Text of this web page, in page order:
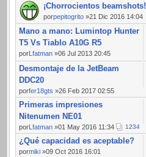
¡Chorrocientos beamshots!
porpepitogrito »21 Dic 2016 14:04
Mano a mano: Lumintop Hunter
T5 Vs Tiablo A10G R5
porLfatman »06 Jul 2013 20:45
Desmontaje de la JetBeam
DDC20
porfer18gts »26 Feb 2017 02:55
Primeras impresiones
Nitenumen NE01
porLfatman »01 May 2016 11:34 1234
¿Qué capacidad es aceptable?
pormiki »09 Oct 2016 16:01